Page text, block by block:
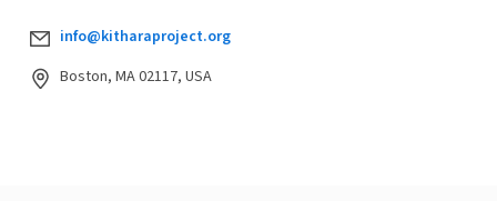
info@kitharaproject.org
Boston, MA 02117, USA